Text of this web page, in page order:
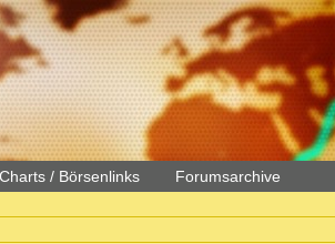
Charts / Börsenlinks Forumsarchive